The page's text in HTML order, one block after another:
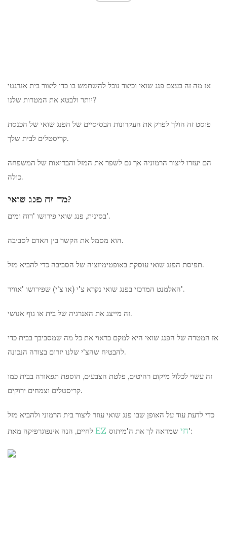
אז מה זה בעצם פנג שואי וכיצד נוכל להשתמש בו כדי ליצור בית אנרגטי
יותר ולבטא את המטרות שלנו?
פוסט זה הולך לפרק את העקרונות הבסיסיים של הפנג שואי של הכנסת
קריסטלים לבית שלך.
הם יעזרו ליצור הרמוניה אך גם לשפר את המזל והבריאות של המשפחה
כולה.
מה זה פנג שואי?
בסינית, פנג שואי פירושו 'רוח ומים'.
הוא מסמל את הקשר בין האדם לסביבה.
תפיסת הפנג שואי עוסקת באופטימיזציה של הסביבה כדי להביא מזל.
האלמנט המרכזי בפנג שואי נקרא צ'י (או צ'י) שפירושו 'אוויר'.
זה מייצג את האנרגיה של בית או גוף אנושי.
אז המטרה של הפנג שואי היא למקם כראוי את כל מה שמסביבך בבית כדי
להבטיח שהצ'י שלנו יזרום בצורה הנכונה.
זה עשוי לכלול מיקום רהיטים, פלטת הצבעים, הוספת תפאורה בבית כמו
קריסטלים וצמחים ירוקים.
כדי לדעת עוד על האופן שבו פנג שואי עוזר ליצור בית הרמוני ולהביא מזל
EZ חישמראה לך את ה'מיתוס':